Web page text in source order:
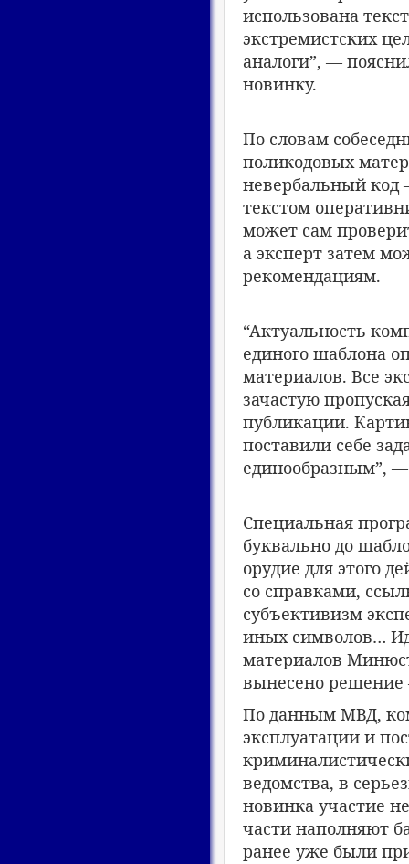
использована
экстремистских
аналоги”, —
новинку.
По словам
поликодовых
невербальный код
текстом
может сам
а эксперт затем
рекомендациям.
“Актуальность
единого шаблона
материалов. Все
зачастую
публикации.
поставили себе
единообразным”,
Специальная
буквально до
орудие для этого
со справками,
субъективизм
иных символов…
материалов
вынесено решение
По данным МВД,
эксплуатации и
ведомства, в
новинка участие
части наполняют
ранее уже были